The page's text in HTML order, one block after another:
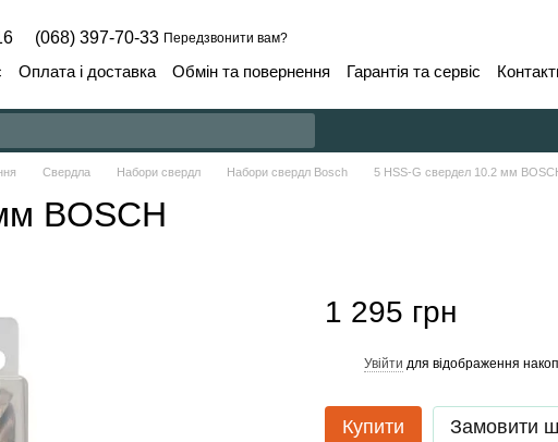
(068) 397-70-33 Передзвонити вам?
Оплата і доставка Обмін та повернення Гарантія та сервіс
Свердла Набори свердл Набори свердл Bosch 5 HSS-G свердел 10.2 мм
BOSCH
1 295 грн
Увійти для відображення
Купити Замовити